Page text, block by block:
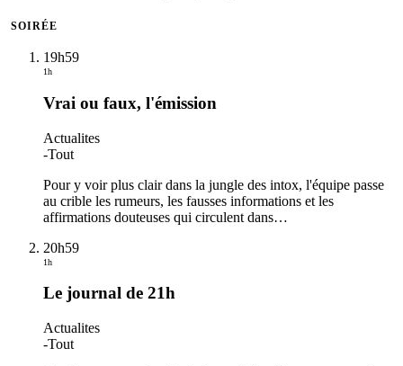
SOIRÉE
19h59
1h
Vrai ou faux, l'émission
Actualites
-Tout
Pour y voir plus clair dans la jungle des intox, l'équipe passe
au crible les rumeurs, les fausses informations et les
affirmations douteuses qui circulent dans…
20h59
1h
Le journal de 21h
Actualites
-Tout